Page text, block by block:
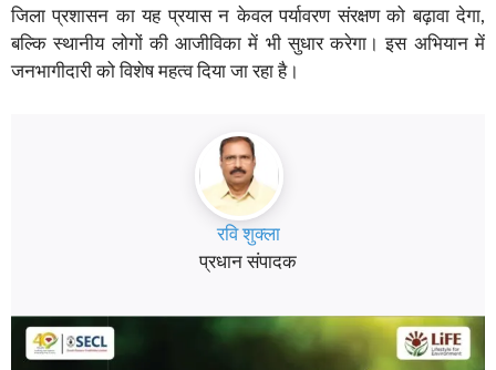
जिला प्रशासन का यह प्रयास न केवल पर्यावरण संरक्षण को बढ़ावा देगा,
बल्कि स्थानीय लोगों की आजीविका में भी सुधार करेगा। इस अभियान में
जनभागीदारी को विशेष महत्व दिया जा रहा है।
रवि शुक्ला
प्रधान संपादक